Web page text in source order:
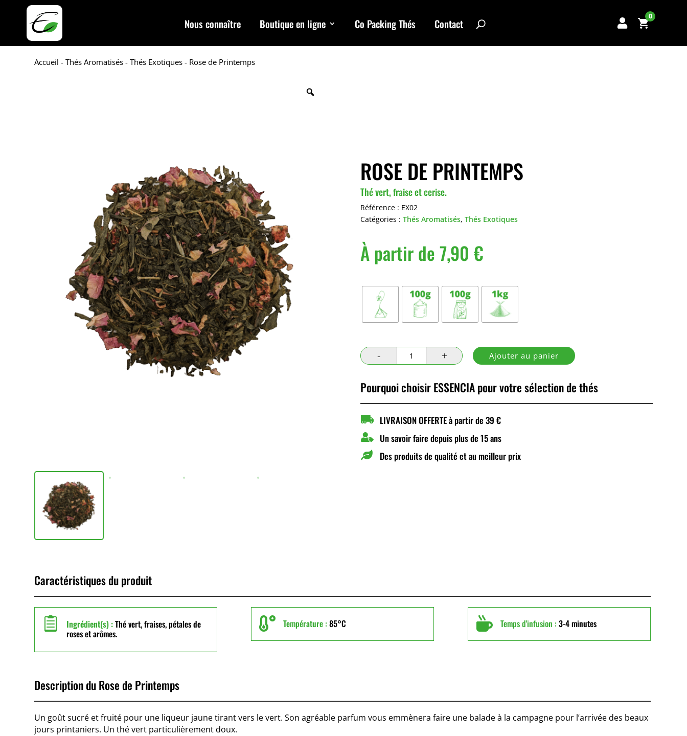
Nous connaître Boutique en ligne Co Packing Thés Contact 
0
Accueil -Thés Aromatisés -Thés Exotiques - Rose de Printemps
ROSE DE PRINTEMPS
Thé vert, fraise et cerise.
Référence : EX02
Catégories :Thés Aromatisés,Thés Exotiques
À partir de7,90€
quantité
de
de
Ajouter au panier
Pourquoi choisir ESSENCIA pour votre sélection de thés
 LIVRAISON OFFERTE à partir de 39 €
 Un savoir faire depuis plus de 15 ans
 Des produits de qualité et au meilleur prix
Caractéristiques du produit
 Ingrédient(s) :Thé vert, fraises, pétales de
roses et arômes.
 Température : 85°C  Temps d'infusion : 3-4 minutes
Description du Rose de Printemps
Un goût sucré et fruité pour une liqueur jaune tirant vers le vert. Son agréable parfum vous emmènera faire une balade à la campagne pour l’arrivée des beaux
jours printaniers. Un thé vert particulièrement doux.